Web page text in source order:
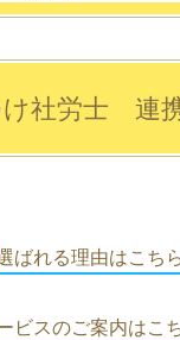
社労士 連
ばれる理由はこち
ビスのご案内はこ